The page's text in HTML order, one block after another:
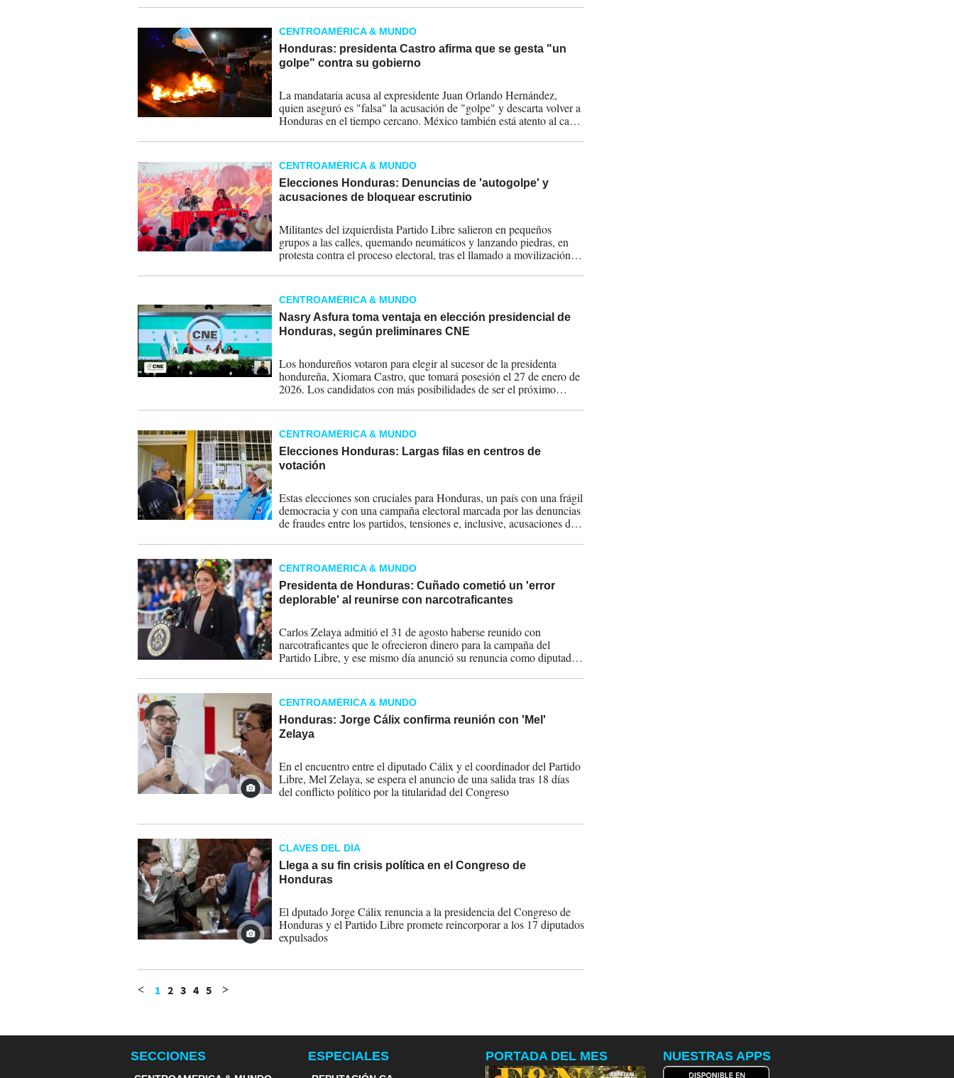
CENTROAMÉRICA & MUNDO
Honduras: presidenta Castro afirma que se gesta "un
golpe" contra su gobierno
La mandataria acusa al expresidente Juan Orlando Hernández,
quien aseguró es "falsa" la acusación de "golpe" y descarta volver a
Honduras en el tiempo cercano. México también está atento al caso
CENTROAMÉRICA & MUNDO
Elecciones Honduras: Denuncias de 'autogolpe' y
acusaciones de bloquear escrutinio
Militantes del izquierdista Partido Libre salieron en pequeños
grupos a las calles, quemando neumáticos y lanzando piedras, en
protesta contra el proceso electoral, tras el llamado a movilización
CENTROAMÉRICA & MUNDO
Nasry Asfura toma ventaja en elección presidencial de
Honduras, según preliminares CNE
Los hondureños votaron para elegir al sucesor de la presidenta
hondureña, Xiomara Castro, que tomará posesión el 27 de enero de
2026. Los candidatos con más posibilidades de ser el próximo
de las actas. Recordemos que en Honduras gana quien logre más
votos, no existe la figura la una segunda vuelta.
CENTROAMÉRICA & MUNDO
Elecciones Honduras: Largas filas en centros de
votación
Estas elecciones son cruciales para Honduras, un país con una frágil
democracia y con una campaña electoral marcada por las denuncias
de fraudes entre los partidos, tensiones e, inclusive, acusaciones de
CENTROAMÉRICA & MUNDO
Presidenta de Honduras: Cuñado cometió un 'error
deplorable' al reunirse con narcotraficantes
Carlos Zelaya admitió el 31 de agosto haberse reunido con
narcotraficantes que le ofrecieron dinero para la campaña del
Partido Libre, y ese mismo día anunció su renuncia como diputado
CENTROAMÉRICA & MUNDO
Honduras: Jorge Cálix confirma reunión con 'Mel'
Zelaya
En el encuentro entre el diputado Cálix y el coordinador del Partido
Libre, Mel Zelaya, se espera el anuncio de una salida tras 18 días
del conflicto político por la titularidad del Congreso
CLAVES DEL DÍA
Llega a su fin crisis política en el Congreso de
Honduras
El dputado Jorge Cálix renuncia a la presidencia del Congreso de
Honduras y el Partido Libre promete reincorporar a los 17 diputados
expulsados
< 1 2 3 4 5 >
SECCIONES ESPECIALES PORTADA DEL MES NUESTRAS APPS